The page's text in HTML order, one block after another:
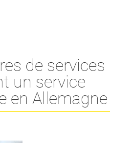
de services
un service
en Allemagne